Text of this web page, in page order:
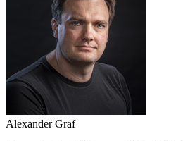
Alexander Graf